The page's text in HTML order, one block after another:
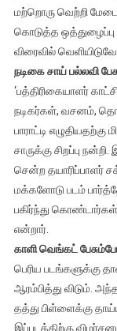
மற்றொரு வெற்றி
கொடுத்த ஒத்துழைப்பு
விரைவில்
நடிகை சாய் பல்லவி
‘பத்திரிகையாளர்
நடிகர்கள், வசனம்,
பாராட்டி
சாருக்கு சிறப்பு
சென்ற தயாரிப்பாளர்
மக்களோடு படம்
பகிர்ந்து கொண்டார்கள்.
என்றார்.
காளி வெங்கட்
பெரிய படங்களுக்கு
ஆரம்பித்து விடும்.
தத்து பிள்ளைக்கு
இப்படத்திற்கு